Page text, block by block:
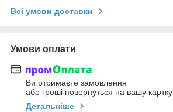
Всі умови доставки
Умови оплати
Ви отримаєте замовлення
або гроші повернуться на вашу картку
Детальніше